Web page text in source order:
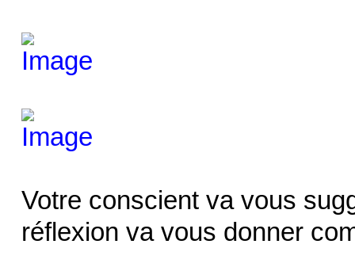
Votre conscient va vous
réflexion va vous donner